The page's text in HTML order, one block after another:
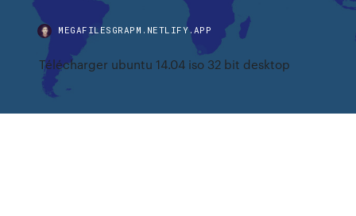
MEGAFILESGRAPM.NETLIFY.APP
Télécharger ubuntu 14.04 iso 32 bit desktop